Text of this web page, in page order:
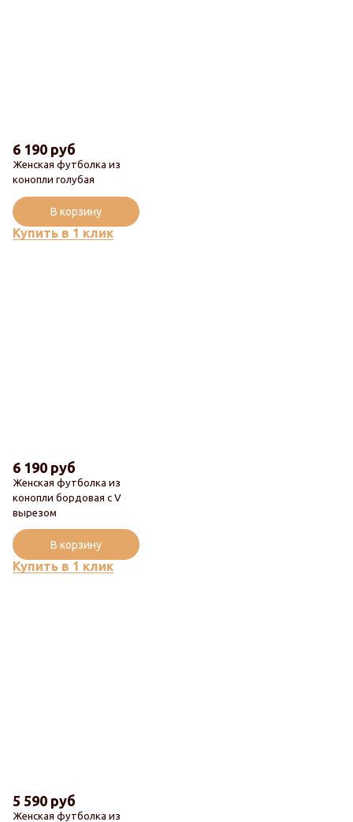
Женская футболка из
конопли голубая
6 190 руб
Купить в 1 клик
В корзину
Новинка
Женская футболка из
конопли бордовая с V
вырезом
6 190 руб
Купить в 1 клик
В корзину
Женская футболка из
5 590 руб